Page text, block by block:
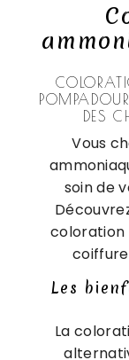
DES
Vous
soin de
coloration
Les
La